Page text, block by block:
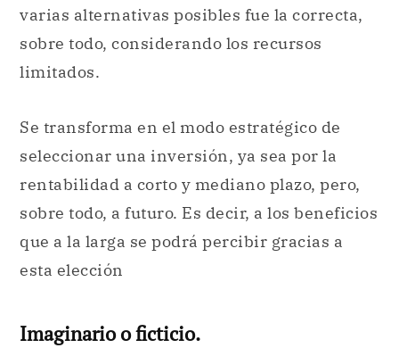
varias alternativas posibles fue la correcta,
sobre todo, considerando los recursos
limitados.
Se transforma en el modo estratégico de
seleccionar una inversión, ya sea por la
rentabilidad a corto y mediano plazo, pero,
sobre todo, a futuro. Es decir, a los beneficios
que a la larga se podrá percibir gracias a
esta elección
Imaginario o ficticio.